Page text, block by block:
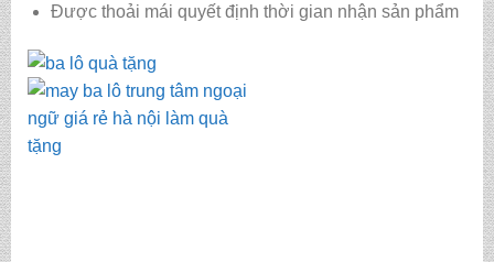
Được thoải mái quyết định thời gian nhận sản phẩm